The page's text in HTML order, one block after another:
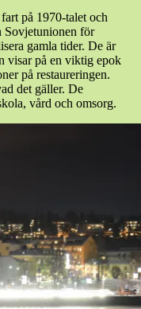
på 1970-talet och
Sovjetunionen för
gamla tider. De är
visar på en viktig epok
på restaureringen.
det gäller. De
vård och omsorg.